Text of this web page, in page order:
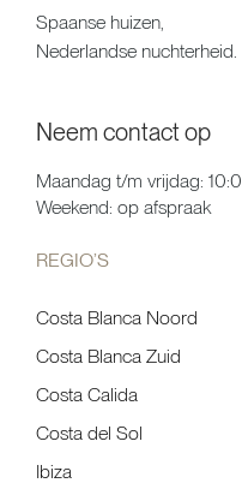
Spaanse huizen,
Nederlandse nuchterheid.
Neem contact op
Maandag t/m vrijdag:
Weekend: op afspraak
REGIO’S
Costa Blanca Noord
Costa Blanca Zuid
Costa Calida
Costa del Sol
Ibiza